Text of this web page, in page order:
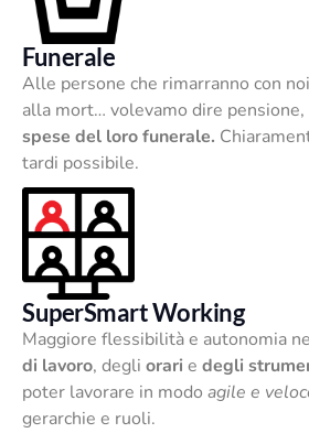
Funerale
Alle persone che rimarranno con
alla mort… volevamo dire pensione,
spese del loro funerale.
tardi possibile.
SuperSmart Working
Maggiore flessibilità e autonomia
di lavoro, degli orari e degli
poter lavorare in modo agile e
gerarchie e ruoli.